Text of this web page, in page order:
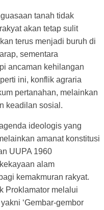
tanah tidak
akan tetap sulit
terus menjadi buruh di
sementara
ancaman kehilangan
ini, konflik agraria
pertanahan, melainkan
keadilan sosial.
ideologis yang
amanat konstitusi
UUPA 1960
alam
kemakmuran rakyat.
Proklamator melalui
‘Gembar-gembor